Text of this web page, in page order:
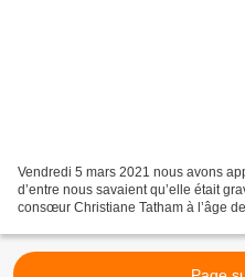
Vendredi 5 mars 2021 nous avons
d’entre nous savaient qu’elle était
consœur Christiane Tatham à l’âge